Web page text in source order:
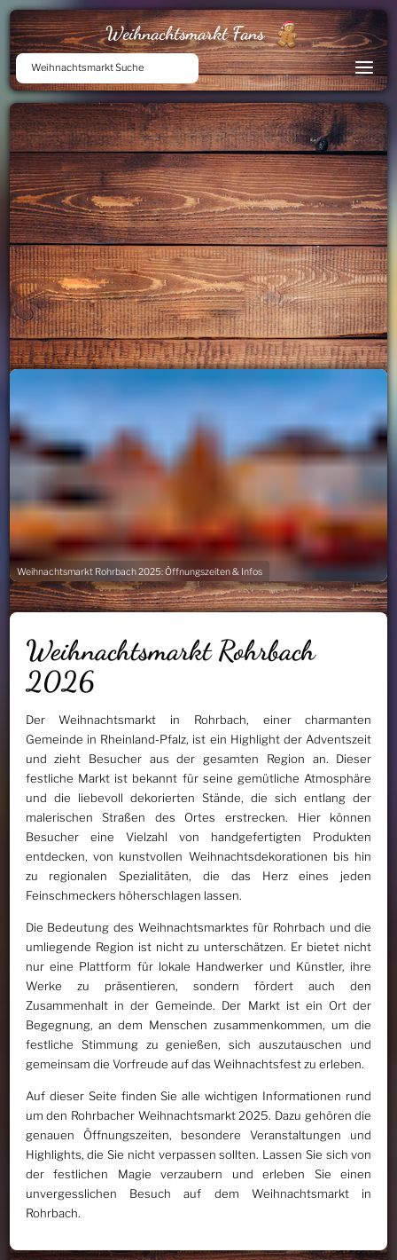
Weihnachtsmarkt Fans
Weihnachtsmarkt Suche
Weihnachtsmarkt Rohrbach 2025: Öffnungszeiten & Infos
Weihnachtsmarkt Rohrbach
2026
Der Weihnachtsmarkt in Rohrbach, einer charmanten
Gemeinde in Rheinland-Pfalz, ist ein Highlight der Adventszeit
und zieht Besucher aus der gesamten Region an. Dieser
festliche Markt ist bekannt für seine gemütliche Atmosphäre
und die liebevoll dekorierten Stände, die sich entlang der
malerischen Straßen des Ortes erstrecken. Hier können
Besucher eine Vielzahl von handgefertigten Produkten
entdecken, von kunstvollen Weihnachtsdekorationen bis hin
zu regionalen Spezialitäten, die das Herz eines jeden
Feinschmeckers höherschlagen lassen.
Die Bedeutung des Weihnachtsmarktes für Rohrbach und die
umliegende Region ist nicht zu unterschätzen. Er bietet nicht
nur eine Plattform für lokale Handwerker und Künstler, ihre
Werke zu präsentieren, sondern fördert auch den
Zusammenhalt in der Gemeinde. Der Markt ist ein Ort der
Begegnung, an dem Menschen zusammenkommen, um die
festliche Stimmung zu genießen, sich auszutauschen und
gemeinsam die Vorfreude auf das Weihnachtsfest zu erleben.
Auf dieser Seite finden Sie alle wichtigen Informationen rund
um den Rohrbacher Weihnachtsmarkt 2025. Dazu gehören die
genauen Öffnungszeiten, besondere Veranstaltungen und
Highlights, die Sie nicht verpassen sollten. Lassen Sie sich von
der festlichen Magie verzaubern und erleben Sie einen
unvergesslichen Besuch auf dem Weihnachtsmarkt in
Rohrbach.